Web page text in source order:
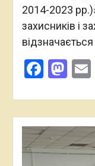
2014-2023
захисників і